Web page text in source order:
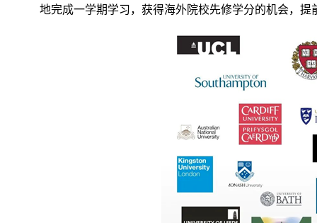
地完成一学期学习，获得海外院校先修学分的机会，